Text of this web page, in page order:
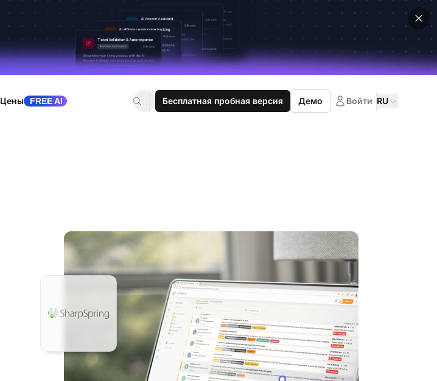
Цены FREE AI Бесплатная пробная версия Демо Войти RU